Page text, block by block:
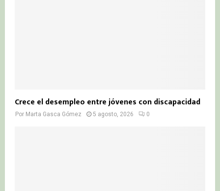
Crece el desempleo entre jóvenes con discapacidad
Por Marta Gasca Gómez 5 agosto, 2026 0